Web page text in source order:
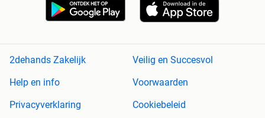
2dehands Zakelijk
Veilig en Succesvol
Help en info
Voorwaarden
Privacyverklaring
Cookiebeleid